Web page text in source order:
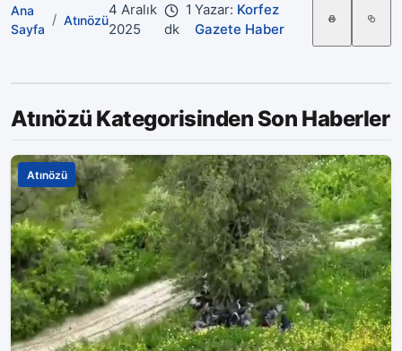
Ana
Sayfa
/ Atınözü
4 Aralık
2025
1
dk
Yazar: Korfez
Gazete Haber
Atınözü Kategorisinden Son Haberler
Atınözü